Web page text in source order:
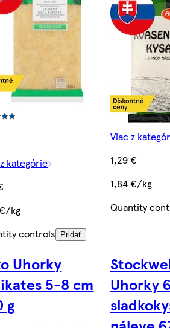
kategórie
kg
controls
Pridať
Viac z
1,29 €
1,84 €/kg
Quantity
Uhorky
5-8 cm
g
Uhorky